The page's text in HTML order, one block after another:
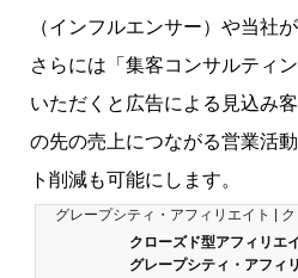
（インフルエンサー）や当社
さらには「集客コンサルティ
いただくと広告による見込み
の先の売上につながる営業活
ト削減も可能にします。
グレープシティ・アフィリエイト |
クローズド型アフィリエ
グレープシティ・アフィ